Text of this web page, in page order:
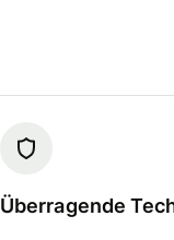
Überragende